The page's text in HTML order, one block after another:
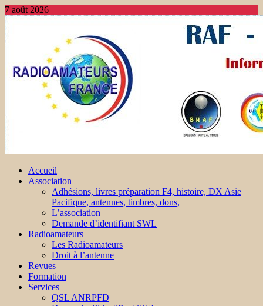
7 août 2026
Accueil
Association
Adhésions, livres préparation F4, histoire, DX Asie
Pacifique, antennes, timbres, dons,
L’association
Demande d’identifiant SWL
Radioamateurs
Les Radioamateurs
Droit à l’antenne
Revues
Formation
Services
QSL ANRPFD